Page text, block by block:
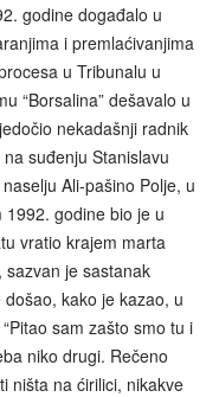
godine događalo u
i premlaćivanjima
u Tribunalu u
“Borsalina” dešavalo u
nekadašnji radnik
suđenju Stanislavu
Ali‑pašino Polje, u
1992. godine bio je u
vratio krajem marta
sazvan je sastanak
kako je kazao, u
sam zašto smo tu i
niko drugi. Rečeno
ništa na ćirilici, nikakve